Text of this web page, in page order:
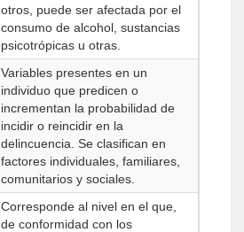
otros, puede ser afectada por el
consumo de alcohol, sustancias
psicotrópicas u otras.
Variables presentes en un
individuo que predicen o
incrementan la probabilidad de
incidir o reincidir en la
delincuencia. Se clasifican en
factores individuales, familiares,
comunitarios y sociales.
Corresponde al nivel en el que,
de conformidad con los